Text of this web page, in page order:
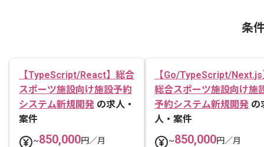
条
【TypeScript/React】総合
スポーツ施設向け施設予約
システム新規開発 の求人・
案件
~850,000円／月
【Go/TypeScript/
総合スポーツ施設向け施
予約システム新規開発 の
人・案件
~850,000円／月